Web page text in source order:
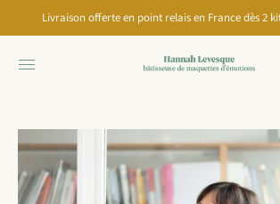
Move to
previous
slide
carousel
slide
Livraison offerte en point relais en France dès 2